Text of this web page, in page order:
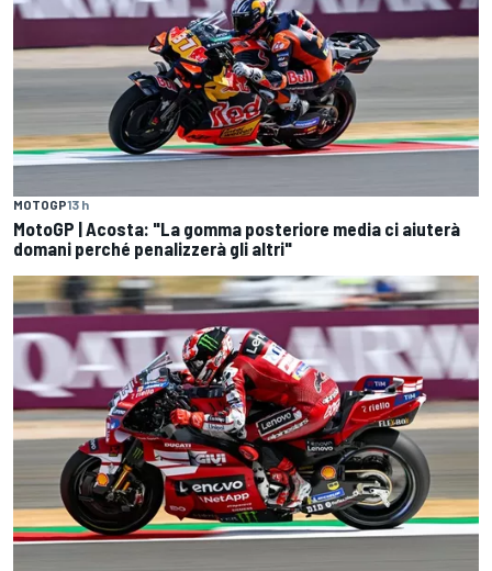
MOTOGP13 h
MotoGP | Acosta: "La gomma posteriore media ci aiuterà
domani perché penalizzerà gli altri"